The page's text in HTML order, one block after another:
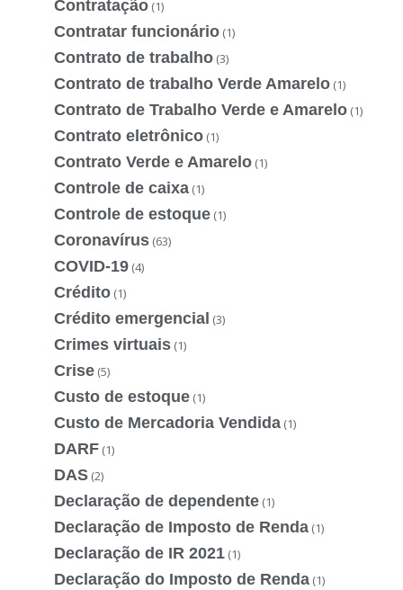
Contratação (1)
Contratar funcionário (1)
Contrato de trabalho (3)
Contrato de trabalho Verde Amarelo (1)
Contrato de Trabalho Verde e Amarelo (1)
Contrato eletrônico (1)
Contrato Verde e Amarelo (1)
Controle de caixa (1)
Controle de estoque (1)
Coronavírus (63)
COVID-19 (4)
Crédito (1)
Crédito emergencial (3)
Crimes virtuais (1)
Crise (5)
Custo de estoque (1)
Custo de Mercadoria Vendida (1)
DARF (1)
DAS (2)
Declaração de dependente (1)
Declaração de Imposto de Renda (1)
Declaração de IR 2021 (1)
Declaração do Imposto de Renda (1)